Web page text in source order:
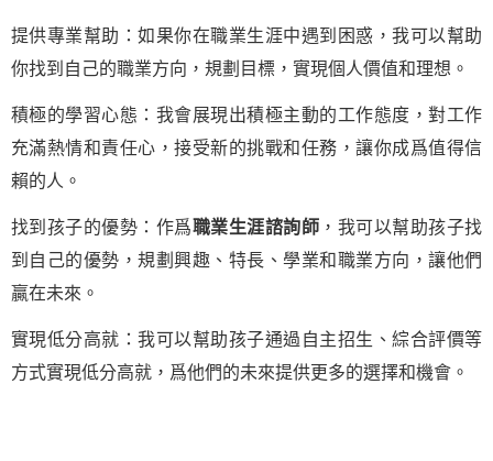
提供專業幫助：如果你在職業生涯中遇到困惑，我可以幫助
你找到自己的職業方向，規劃目標，實現個人價值和理想。
積極的學習心態：我會展現出積極主動的工作態度，對工作
充滿熱情和責任心，接受新的挑戰和任務，讓你成爲值得信
賴的人。
找到孩子的優勢：作爲職業生涯諮詢師 ，我可以幫助孩子找
到自己的優勢，規劃興趣、特長、學業和職業方向，讓他們
贏在未來。
實現低分高就：我可以幫助孩子通過自主招生、綜合評價等
方式實現低分高就，爲他們的未來提供更多的選擇和機會。